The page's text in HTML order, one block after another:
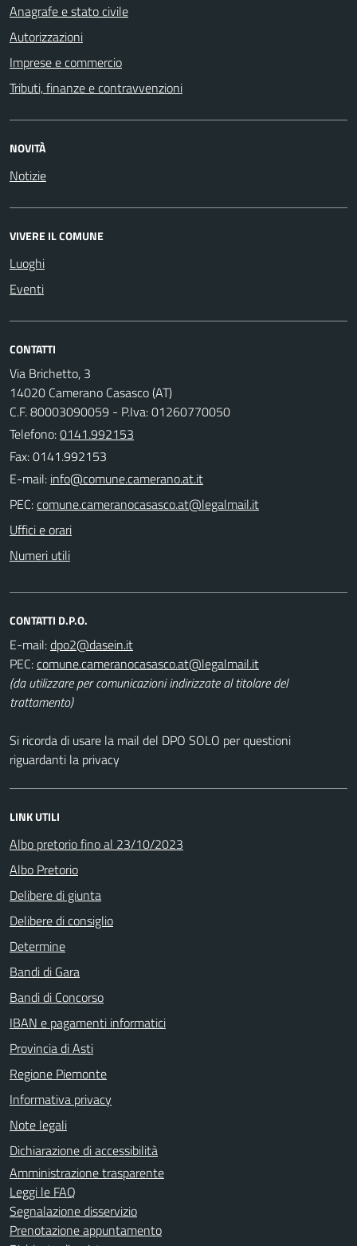
Anagrafe e stato civile
Autorizzazioni
Imprese e commercio
Tributi, finanze e contravvenzioni
NOVITÀ
Notizie
VIVERE IL COMUNE
Luoghi
Eventi
CONTATTI
Via Brichetto, 3
14020 Camerano Casasco (AT)
C.F. 80003090059 - P.Iva: 01260770050
Telefono:0141.992153
Fax: 0141.992153
E-mail:
PEC:
Uffici e orari
Numeri utili
CONTATTI D.P.O.
E-mail:
PEC:
(da utilizzare per comunicazioni indirizzate al titolare del
trattamento)
Si ricorda di usare la mail del DPO SOLO per questioni
riguardanti la privacy
LINK UTILI
Albo pretorio fino al 23/10/2023
Albo Pretorio
Delibere di giunta
Delibere di consiglio
Determine
Bandi di Gara
Bandi di Concorso
IBAN e pagamenti informatici
Provincia di Asti
Regione Piemonte
Informativa privacy
Note legali
Dichiarazione di accessibilità
Amministrazione trasparente
Leggi le FAQ
Segnalazione disservizio
Prenotazione appuntamento